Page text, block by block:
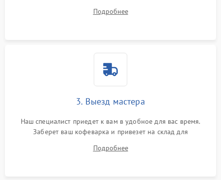
Подробнее
3. Выезд мастера
Наш специалист приедет к вам в удобное для вас время.
Заберет ваш кофеварка и привезет на склад для
Подробнее